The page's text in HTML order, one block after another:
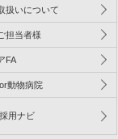
扱いについて
担当者様
FA
動物病院
用ナビ